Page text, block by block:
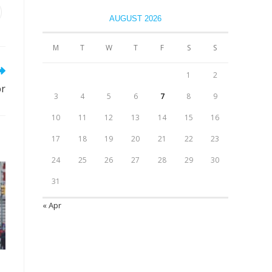
AUGUST 2026
M T W T F S S
1 2
3 4 5 6 7 8 9
10 11 12 13 14 15 16
17 18 19 20 21 22 23
24 25 26 27 28 29 30
31
« Apr